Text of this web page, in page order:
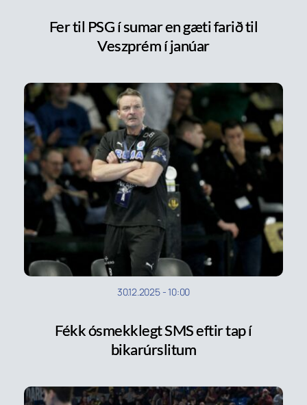
Fer til PSG í sumar en gæti farið til
Veszprém í janúar
30.12.2025-10:00
Fékk ósmekklegt SMS eftir tap í
bikarúrslitum